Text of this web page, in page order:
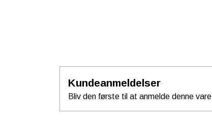
Kundeanmeldelser
Bliv den første til at anmelde denne vare